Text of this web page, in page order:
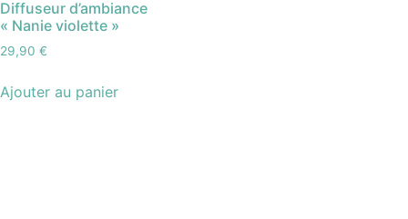
Diffuseur d’ambiance
« Nanie violette »
29,90 €
Ajouter au panier